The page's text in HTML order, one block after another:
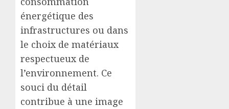
énergétique des
infrastructures ou dans
le choix de matériaux
respectueux de
l’environnement. Ce
souci du détail
contribue à une image